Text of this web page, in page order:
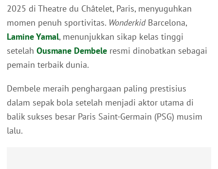
2025 di Theatre du Châtelet, Paris, menyuguhkan
momen penuh sportivitas. WonderkidBarcelona,
Lamine Yamal, menunjukkan sikap kelas tinggi
setelah Ousmane Dembele resmi dinobatkan sebagai
pemain terbaik dunia.
Dembele meraih penghargaan paling prestisius
dalam sepak bola setelah menjadi aktor utama di
balik sukses besar Paris Saint-Germain (PSG) musim
lalu.